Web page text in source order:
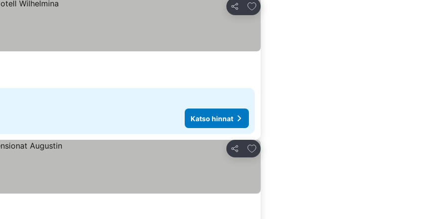
Jaa
Lisää suosikkeihin
Katso hinnat
Jaa
Lisää suosikkeihin